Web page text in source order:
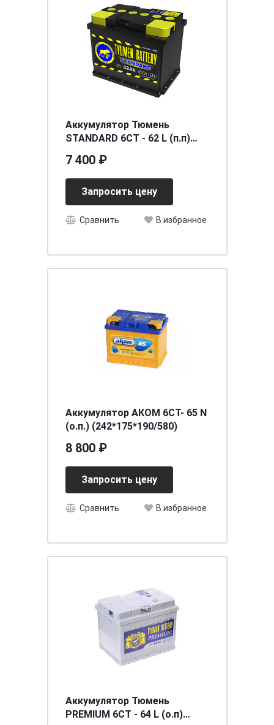
Аккумулятор Тюмень
STANDARD 6СТ - 62 L (п.п)
7 400 ₽
Запросить цену
Сравнить В избранное
Аккумулятор АКОМ 6СТ- 65 N
(о.п.) (242*175*190/580)
8 800 ₽
Запросить цену
Сравнить В избранное
Аккумулятор Тюмень
PREMIUM 6СТ - 64 L (о.п)